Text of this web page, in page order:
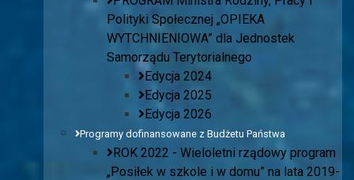
Polityki Społecznej „OPIEKA
WYTCHNIENIOWA” dla Jednostek
Samorządu Terytorialnego
Edycja 2024
Edycja 2025
Edycja 2026
Programy dofinansowane z Budżetu Państwa
ROK 2022 - Wieloletni rządowy program
„Posiłek w szkole i w domu” na lata 2019-